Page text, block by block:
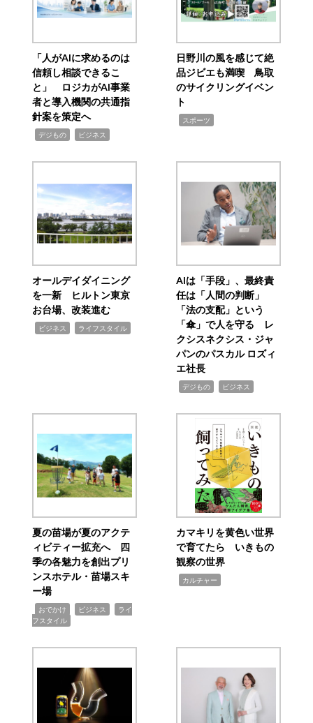
「人がAIに求めるのは
信頼し相談できるこ
と」 ロジカがAI事業
者と導入機関の共通指
針案を策定へ
デジもの ビジネス
日野川の風を感じて絶
品ジビエも満喫 鳥取
のサイクリングイベン
ト
スポーツ
オールデイダイニング
を一新 ヒルトン東京
お台場、改装進む
ビジネス ライフスタイル
AIは「手段」、最終責
任は「人間の判断」
「法の支配」という
「傘」で人を守る レ
クシスネクシス・ジャ
パンのパスカル ロズィ
エ社長
デジもの ビジネス
夏の苗場が夏のアクテ
ィビティー拡充へ 四
季の各魅力を創出プリ
ンスホテル・苗場スキ
ー場
おでかけ ビジネス
ライ
フスタイル
カマキリを黄色い世界
で育てたら いきもの
観察の世界
カルチャー